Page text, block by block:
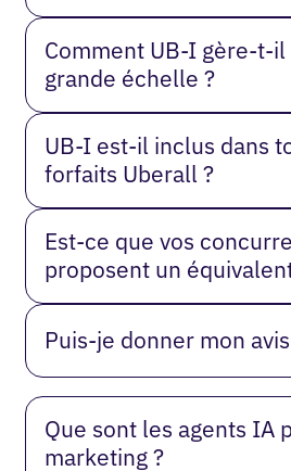
Comment UB-I gère-t-il
grande échelle ?
UB-I est-il inclus dans
forfaits Uberall ?
Est-ce que vos
proposent un
Puis-je donner mon
Que sont les agents IA
marketing ?